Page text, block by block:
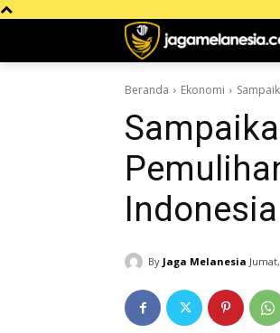
Beranda Ekonomi
By Jaga Melanesia